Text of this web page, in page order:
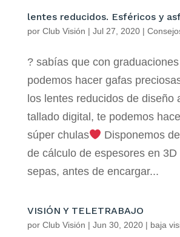
lentes reducidos. Esféricos y
por Club Visión | Jul 27, 2020|
? sabías que con
podemos hacer gafas
los lentes reducidos de diseño
tallado digital, te podemos
súper chulas
Disponemos
de cálculo de espesores en 3D
sepas, antes de encargar...
VISIÓN Y TELETRABAJO
por Club Visión | Jun 30, 2020| baja